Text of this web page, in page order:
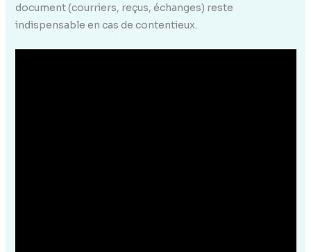
document (courriers, reçus, échanges) reste
indispensable en cas de contentieux.